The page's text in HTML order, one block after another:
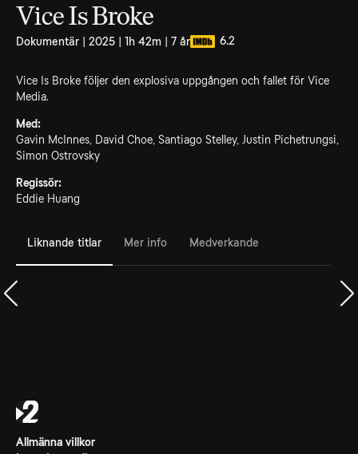
Vice Is Broke
Dokumentär | 2025 | 1h 42m | 7 år 6.2
Vice Is Broke följer den explosiva uppgången och fallet för Vice
Media.
Med:
Gavin McInnes, David Choe, Santiago Stelley, Justin Pichetrungsi,
Simon Ostrovsky
Regissör:
Eddie Huang
Liknande titlar Mer info Medverkande
Allmänna villkor